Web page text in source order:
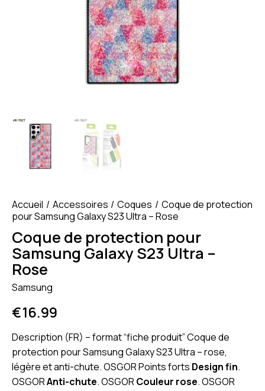
Accueil Accessoires Coques
Coque de protection
pour Samsung Galaxy S23 Ultra – Rose
Coque de protection pour
Samsung Galaxy S23 Ultra –
Rose
Samsung
€16.99
Description (FR) – format “fiche produit” Coque de
protection pour Samsung Galaxy S23 Ultra – rose,
légère et anti-chute. OSGOR Points forts Design fin.
OSGORAnti-chute. OSGORCouleur rose. OSGOR